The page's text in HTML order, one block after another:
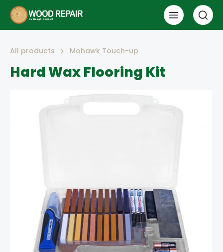
All products Mohawk Touch-up
Hard Wax Flooring Kit